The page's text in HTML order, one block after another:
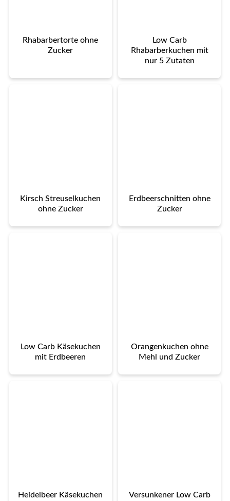
Rhabarbertorte ohne
Zucker
Low Carb
Rhabarberkuchen mit
nur 5 Zutaten
Kirsch Streuselkuchen
ohne Zucker
Erdbeerschnitten ohne
Zucker
Low Carb Käsekuchen
mit Erdbeeren
Orangenkuchen ohne
Mehl und Zucker
Heidelbeer Käsekuchen
Versunkener Low Carb